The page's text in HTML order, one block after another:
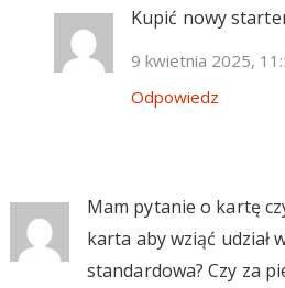
Kupić nowy
9 kwietnia 2025,
Odpowiedz
Mam pytanie o kartę
karta aby wziąć udział
standardowa? Czy za